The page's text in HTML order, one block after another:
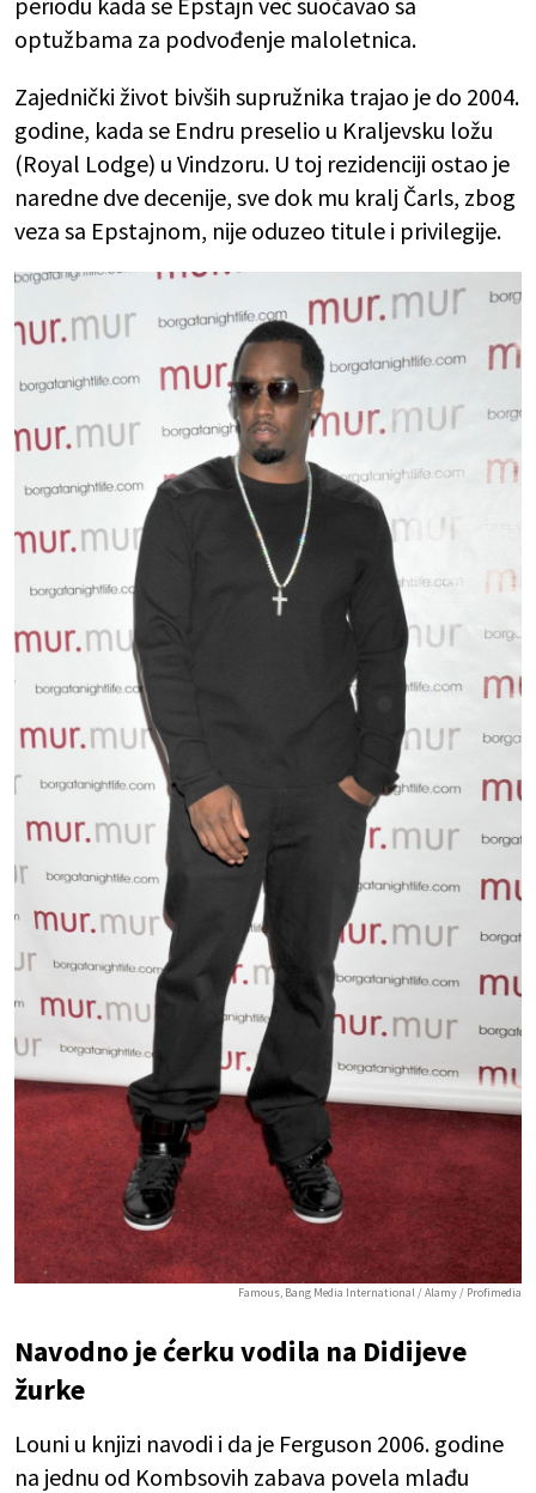
optužbama za podvođenje maloletnica.
Zajednički život bivših supružnika trajao je do 2004.
godine, kada se Endru preselio u Kraljevsku ložu
(Royal Lodge) u Vindzoru. U toj rezidenciji ostao je
naredne dve decenije, sve dok mu kralj Čarls, zbog
veza sa Epstajnom, nije oduzeo titule i privilegije.
Famous, Bang Media International / Alamy / Profimedia
Navodno je ćerku vodila na Didijeve
žurke
Louni u knjizi navodi i da je Ferguson 2006. godine
na jednu od Kombsovih zabava povela mlađu